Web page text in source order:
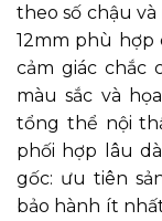
theo số chậu
12mm phù hợp
cảm giác chắc
màu sắc và
tổng thể nội
phối hợp lâu
gốc: ưu tiên
bảo hành ít